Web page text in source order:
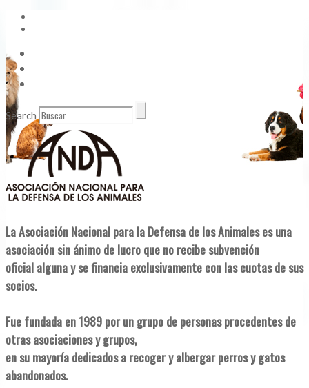
Search
La Asociación Nacional para la Defensa de los Animales es una
asociación sin ánimo de lucro que no recibe subvención
oficial alguna y se financia exclusivamente con las cuotas de sus
socios.
Fue fundada en 1989 por un grupo de personas procedentes de
otras asociaciones y grupos,
en su mayoría dedicados a recoger y albergar perros y gatos
abandonados.